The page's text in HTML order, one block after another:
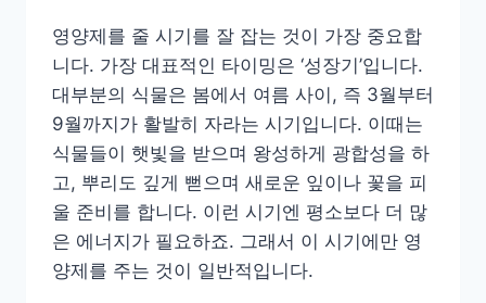
영양제를 줄 시기를 잘 잡는 것이 가장 중요합
니다. 가장 대표적인 타이밍은 ‘성장기’입니다.
대부분의 식물은 봄에서 여름 사이, 즉 3월부터
9월까지가 활발히 자라는 시기입니다. 이때는
식물들이 햇빛을 받으며 왕성하게 광합성을 하
고, 뿌리도 깊게 뻗으며 새로운 잎이나 꽃을 피
울 준비를 합니다. 이런 시기엔 평소보다 더 많
은 에너지가 필요하죠. 그래서 이 시기에만 영
양제를 주는 것이 일반적입니다.